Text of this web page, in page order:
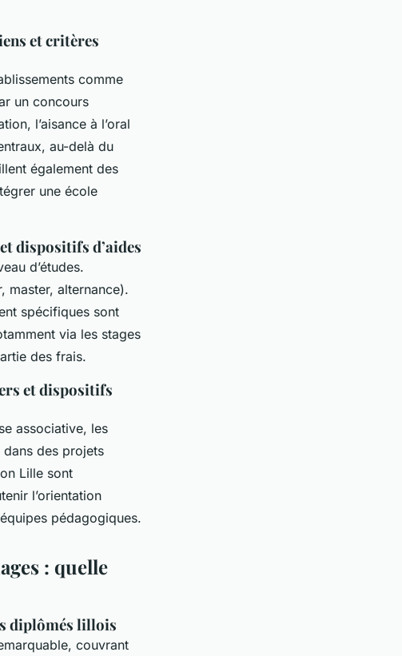
et critères
comme
un concours
l’aisance à l’oral
au-delà du
également des
une école
dispositifs d’aides
d’études.
master, alternance).
spécifiques sont
via les stages
des frais.
et dispositifs
associative, les
des projets
Lille sont
l’orientation
pédagogiques.
: quelle
diplômés lillois
couvrant